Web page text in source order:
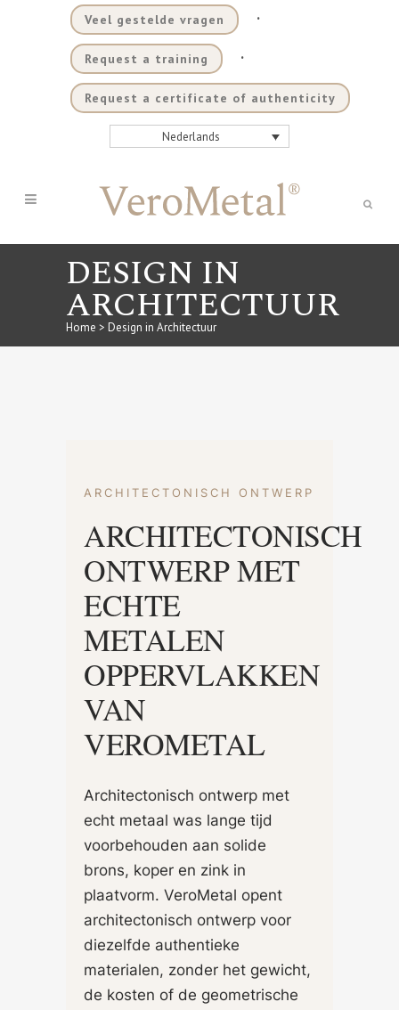
Veel gestelde vragen .
Request a training .
Request a certificate of authenticity
Nederlands
DESIGN IN
ARCHITECTUUR
Home > Design in Architectuur
ARCHITECTONISCH ONTWERP
ARCHITECTONISCH
ONTWERP MET
ECHTE
METALEN
OPPERVLAKKEN
VAN
VEROMETAL
Architectonisch ontwerp met
echt metaal was lange tijd
voorbehouden aan solide
brons, koper en zink in
plaatvorm. VeroMetal opent
architectonisch ontwerp voor
diezelfde authentieke
materialen, zonder het gewicht,
de kosten of de geometrische